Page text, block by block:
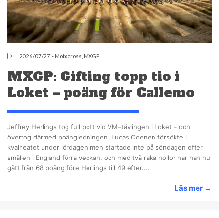
2026/07/27 - Motocross MXGP
MXGP: Gifting topp tio i
Loket – poäng för Callemo
Jeffrey Herlings tog full pott vid VM–tävlingen i Loket – och
övertog därmed poängledningen. Lucas Coenen försökte i
kvalheatet under lördagen men startade inte på söndagen efter
smällen i England förra veckan, och med två raka nollor har han nu
gått från 68 poäng före Herlings till 49 efter....
Läs mer →